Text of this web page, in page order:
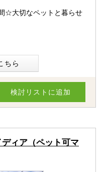
急な病気や怪我の時でも
いて約2分の距離です！
物のほかに、洋服や生活
ます♪
検討リスト に追加
☆大切なペットと暮らせ
イオンズマンション水前
当たり・風通しともに良
ィア（ペット可マ